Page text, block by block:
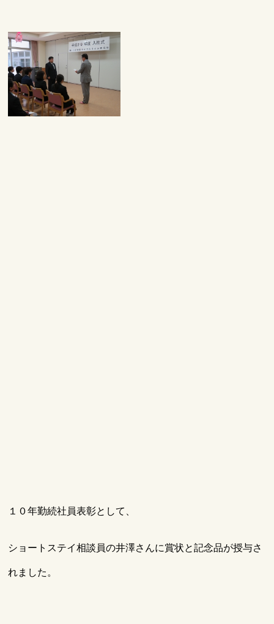
１０年勤続社員表彰として、
ショートステイ相談員の井澤さんに賞状と記念品が授与さ
れました。